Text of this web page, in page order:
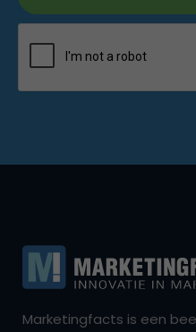
Marketingfacts is een